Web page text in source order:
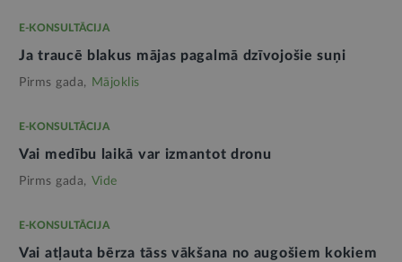
E-KONSULTĀCIJA
Ja traucē blakus mājas pagalmā dzīvojošie suņi
Pirms gada, Mājoklis
E-KONSULTĀCIJA
Vai medību laikā var izmantot dronu
Pirms gada, Vide
E-KONSULTĀCIJA
Vai atļauta bērza tāss vākšana no augošiem kokiem